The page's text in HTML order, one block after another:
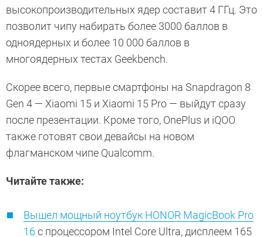
высокопроизводительных ядер составит 4 ГГц. Это
позволит чипу набирать более 3000 баллов в
одноядерных и более 10 000 баллов в
многоядерных тестах Geekbench.
Скорее всего, первые смартфоны на Snapdragon 8
Gen 4 — Xiaomi 15 и Xiaomi 15 Pro — выйдут сразу
после презентации. Кроме того, OnePlus и iQOO
также готовят свои девайсы на новом
флагманском чипе Qualcomm.
Читайте также:
Вышел мощный ноутбук HONOR MagicBook Pro
16 с процессором Intel Core Ultra, дисплеем 165